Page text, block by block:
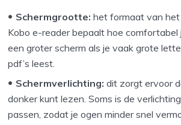
Schermgrootte: het formaat van het
Kobo e-reader bepaalt hoe comfortabel
een groter scherm als je vaak grote
pdf’s leest.
Schermverlichting: dit zorgt ervoor
donker kunt lezen. Soms is de
passen, zodat je ogen minder snel